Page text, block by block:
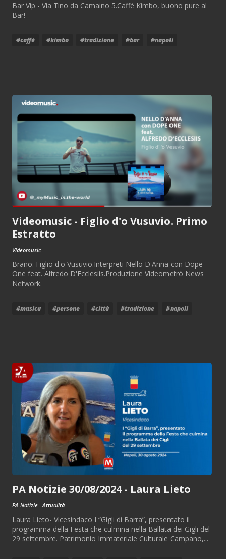
Bar Vip - Via Tino da Camaino 5.Caffè Kimbo, buono pure al
Bar!
#caffè #kimbo #tradizione #bar #napoli
Videomusic - Figlio d'o Vusuvio. Primo
Estratto
Videomusic
Brano: Figlio d'o Vusuvio.Interpreti Nello D'Anna con Dope
One feat. Alfredo D'Ecclesiis.Produzione Videometrò News
Network.
#musica #persone #città #tradizione #napoli
PA Notizie 30/08/2024 - Laura Lieto
PA Notizie Attualità
Laura Lieto- Vicesindaco I “Gigli di Barra”, presentato il
programma della Festa che culmina nella Ballata dei Gigli del
29 settembre. Patrimonio Immateriale Culturale Campano,...